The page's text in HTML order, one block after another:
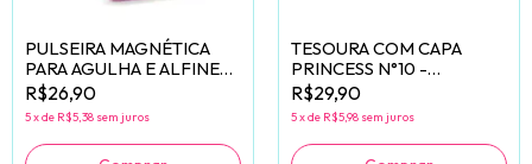
PULSEIRA MAGNÉTICA
PARA AGULHA E ALFINETE
PRINCESS
R$26,90
5xde R$5,38 sem juros
TESOURA COM CAPA
PRINCESS N°10 -
UNIDADE
R$29,90
5xde R$5,98 sem juros